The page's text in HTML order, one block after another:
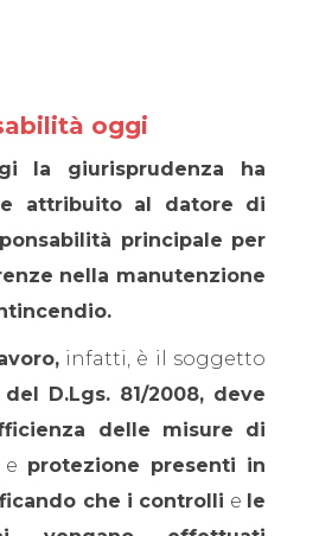
oggi
la giurisprudenza ha
attribuito al datore di
principale per
nella manutenzione
infatti, è il soggetto
D.Lgs. 81/2008, deve
delle misure di
e protezione presenti in
che i controlli e le